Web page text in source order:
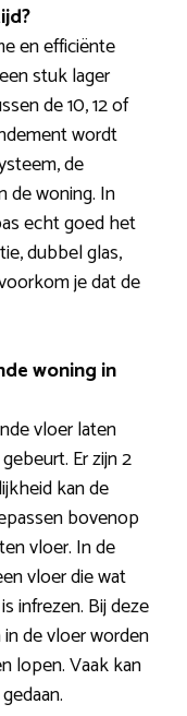
en efficiënte
stuk lager
de 10, 12 of
wordt
de
de woning. In
echt goed het
dubbel glas,
je dat de
woning in
vloer laten
Er zijn 2
kan de
bovenop
vloer. In de
vloer die wat
infrezen. Bij deze
de vloer worden
lopen. Vaak kan